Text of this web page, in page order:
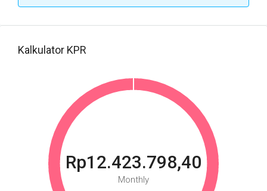
Kalkulator KPR
Rp12.423.798,40
Monthly